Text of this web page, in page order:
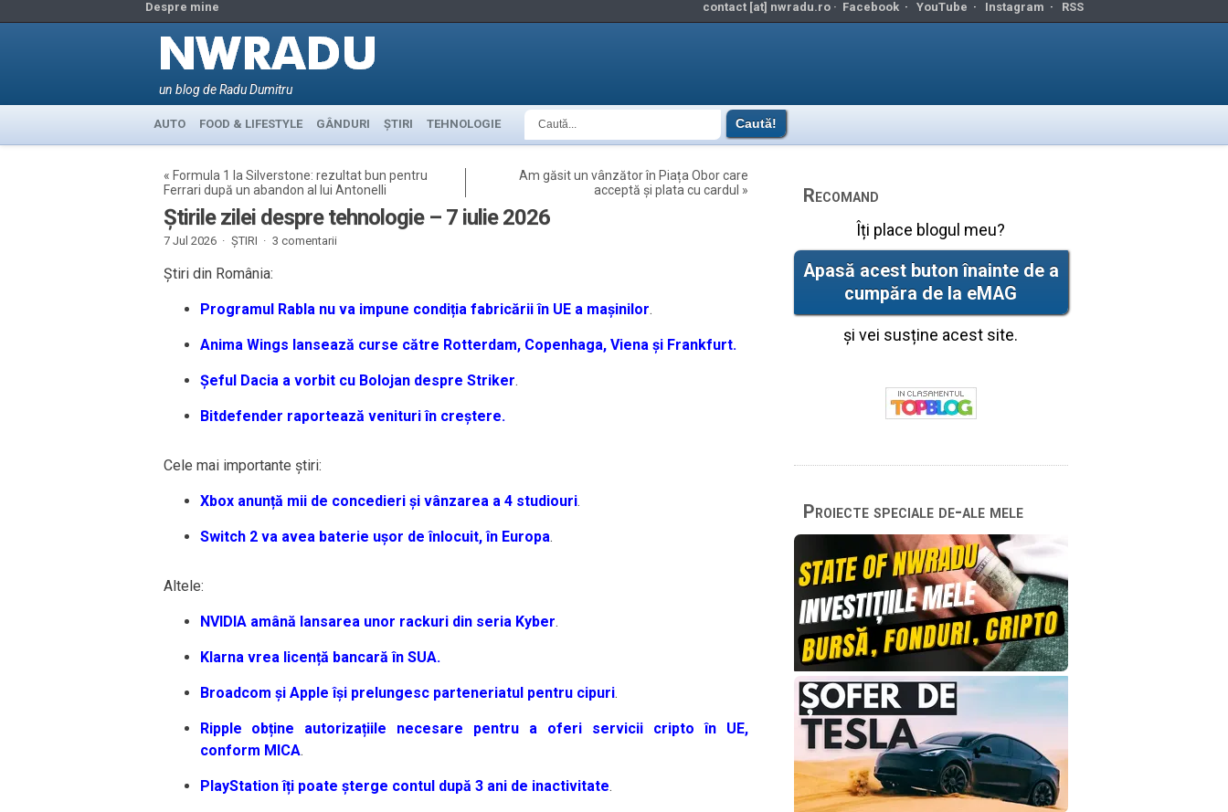
Despre mine contact [at] nwradu.ro · Facebook· YouTube · Instagram · RSS
un blog de Radu Dumitru
AUTO FOOD & LIFESTYLE GÂNDURI ȘTIRI TEHNOLOGIE
« Formula 1 la Silverstone: rezultat bun pentru
Ferrari după un abandon al lui Antonelli
Am găsit un vânzător în Piața Obor care
acceptă și plata cu cardul »
Știrile zilei despre tehnologie – 7 iulie 2026
7 Jul 2026 · ȘTIRI · 3 comentarii
Știri din România:
Programul Rabla nu va impune condiția fabricării în UE a mașinilor.
Anima Wings lansează curse către Rotterdam, Copenhaga, Viena și Frankfurt.
Șeful Dacia a vorbit cu Bolojan despre Striker.
Bitdefender raportează venituri în creștere.
Cele mai importante știri:
Xbox anunță mii de concedieri și vânzarea a 4 studiouri.
Switch 2 va avea baterie ușor de înlocuit, în Europa.
Altele:
NVIDIA amână lansarea unor rackuri din seria Kyber.
Klarna vrea licență bancară în SUA.
Broadcom și Apple își prelungesc parteneriatul pentru cipuri.
Ripple obține autorizațiile necesare pentru a oferi servicii cripto în UE,
conform MICA.
PlayStation îți poate șterge contul după 3 ani de inactivitate.
Recomand
Îți place blogul meu?
Apasă acest buton înainte de a
cumpăra de la eMAG
și vei susține acest site.
Proiecte speciale de-ale mele